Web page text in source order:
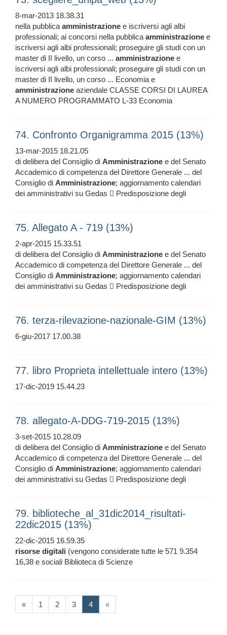
8-mar-2013 18.38.31
nella pubblicaamministrazione e iscriversi agli albi
professionali; ai concorsi nella pubblicaamministrazione e
iscriversi agli albi professionali; proseguire gli studi con un
master di II livello, un corso ... amministrazione e
iscriversi agli albi professionali; proseguire gli studi con un
master di II livello, un corso ... Economia e
amministrazione aziendale CLASSE CORSI DI LAUREA
A NUMERO PROGRAMMATO L-33 Economia
74. Confronto Organigramma 2015 (13%)
13-mar-2015 18.21.05
di delibera del Consiglio di Amministrazione e del Senato
Accademico di competenza del Direttore Generale ... del
Consiglio di Amministrazione; aggiornamento calendari
dei amministrativi su Gedas  Predisposizione degli
75. Allegato A - 719 (13%)
2-apr-2015 15.33.51
di delibera del Consiglio di Amministrazione e del Senato
Accademico di competenza del Direttore Generale ... del
Consiglio di Amministrazione; aggiornamento calendari
dei amministrativi su Gedas  Predisposizione degli
76. terza-rilevazione-nazionale-GIM (13%)
6-giu-2017 17.00.38
77. libro Proprieta intellettuale intero (13%)
17-dic-2019 15.44.23
78. allegato-A-DDG-719-2015 (13%)
3-set-2015 10.28.09
di delibera del Consiglio di Amministrazione e del Senato
Accademico di competenza del Direttore Generale ... del
Consiglio di Amministrazione; aggiornamento calendari
dei amministrativi su Gedas  Predisposizione degli
79. biblioteche_al_31dic2014_risultati-
22dic2015 (13%)
22-dic-2015 16.59.35
risorse digitali (vengono considerate tutte le 571 9.354
16,38 e sociali Biblioteca di Scienze
« 1 2 3 4(current)
«